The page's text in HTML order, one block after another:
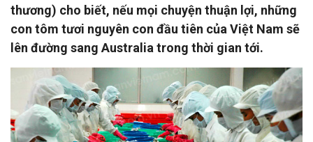
thương) cho biết, nếu mọi chuyện thuận lợi, những
con tôm tươi nguyên con đầu tiên của Việt Nam sẽ
lên đường sang Australia trong thời gian tới.